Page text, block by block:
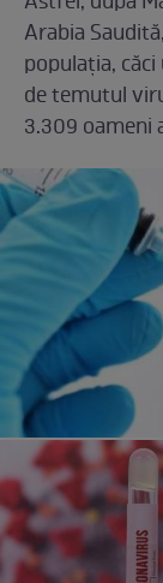
Arabia
populația,
de temutul
3.309 oameni